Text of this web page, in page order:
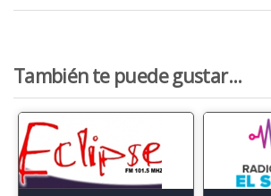
También te puede gustar...